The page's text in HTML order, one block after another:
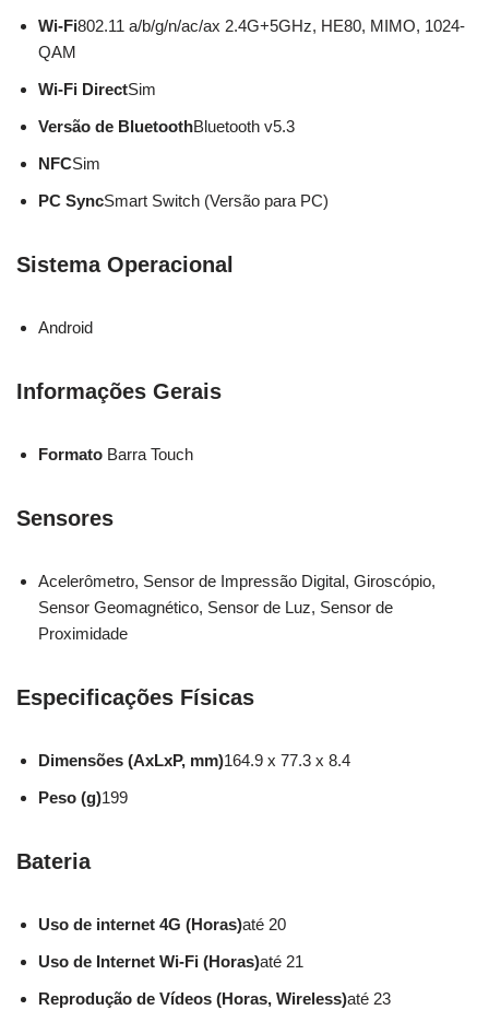
Wi-Fi802.11 a/b/g/n/ac/ax 2.4G+5GHz, HE80, MIMO, 1024-
QAM
Wi-Fi DirectSim
Versão de BluetoothBluetooth v5.3
NFCSim
PC SyncSmart Switch (Versão para PC)
Sistema Operacional
Android
Informações Gerais
Formato Barra Touch
Sensores
Acelerômetro, Sensor de Impressão Digital, Giroscópio,
Sensor Geomagnético, Sensor de Luz, Sensor de
Proximidade
Especificações Físicas
Dimensões (AxLxP, mm)164.9 x 77.3 x 8.4
Peso (g)199
Bateria
Uso de internet 4G (Horas)até 20
Uso de Internet Wi-Fi (Horas)até 21
Reprodução de Vídeos (Horas, Wireless)até 23